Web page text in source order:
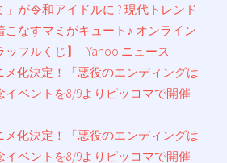
」が令和アイドルに!? 現代トレンド
こなすマミがキュート♪ オンライン
フルくじ】 - Yahoo!ニュース
メ化決定！「悪役のエンディングは
ベントを8/9よりピッコマで開催 -
メ化決定！「悪役のエンディングは
ベントを8/9よりピッコマで開催 -